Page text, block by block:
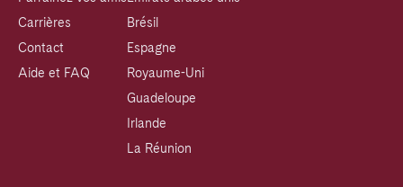
Carrières
Contact
Aide et FAQ
Brésil
Espagne
Royaume-Uni
Guadeloupe
Irlande
La Réunion